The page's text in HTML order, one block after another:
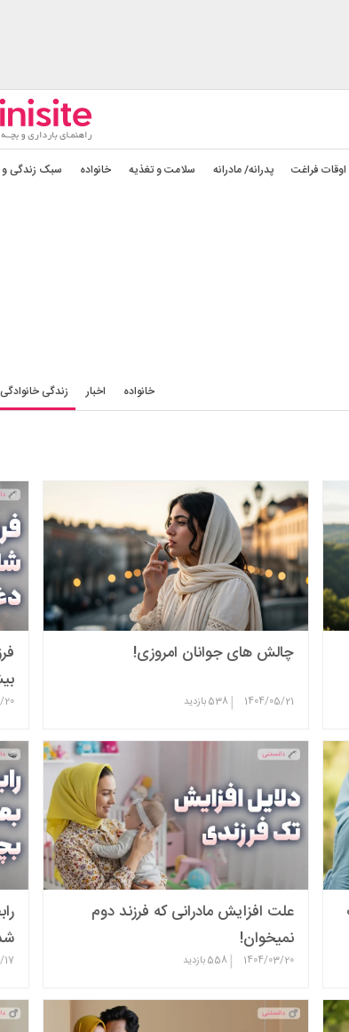
اوقات فراغت پدرانه/ مادرانه سلامت و تغذیه خانواده سبک زندگی
خانواده اخبار زندگی خانوادگی
چالش های جوانان امروزی!
1404/05/21
|
538بازدید 20
علت افزایش مادرانی که فرزند دوم
نمیخوان!
1404/03/20
|
558بازدید